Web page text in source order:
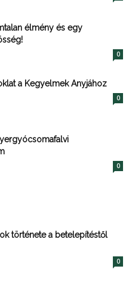
élmény és egy
0
a Kegyelmek Anyjához
0
0
története a betelepítéstől
0